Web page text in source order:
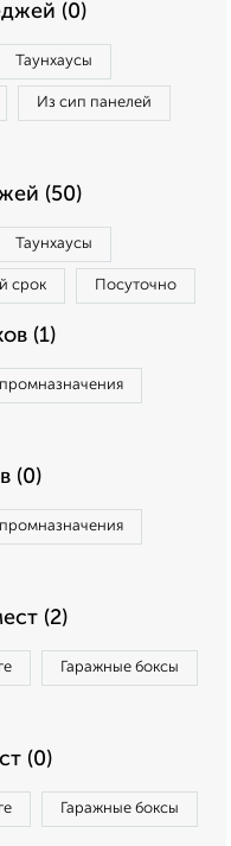
(0)
Таунхаусы
Из сип панелей
(50)
Таунхаусы
срок Посуточно
(1)
(0)
(2)
Гаражные боксы
(0)
Гаражные боксы